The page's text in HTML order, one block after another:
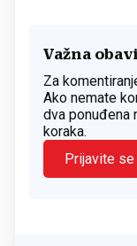
Važna
Za
Ako nemate
dva ponuđena
koraka.
Prijavite se